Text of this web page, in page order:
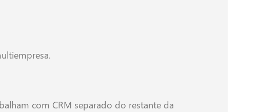
com CRM separado do restante da